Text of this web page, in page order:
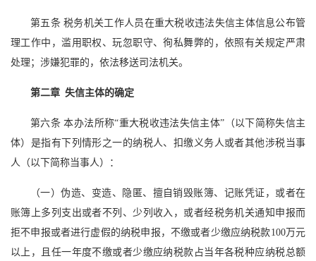
第五条 税务机关工作人员在重大税收违法失信主体信息公布管
理工作中，滥用职权、玩忽职守、徇私舞弊的，依照有关规定严肃
处理；涉嫌犯罪的，依法移送司法机关。
第二章 失信主体的确定
第六条 本办法所称“重大税收违法失信主体”（以下简称失信主
体）是指有下列情形之一的纳税人、扣缴义务人或者其他涉税当事
人（以下简称当事人）：
（一）伪造、变造、隐匿、擅自销毁账簿、记账凭证，或者在
账簿上多列支出或者不列、少列收入，或者经税务机关通知申报而
拒不申报或者进行虚假的纳税申报，不缴或者少缴应纳税款100万元
以上，且任一年度不缴或者少缴应纳税款占当年各税种应纳税总额